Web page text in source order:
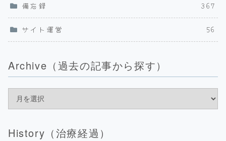
備忘録 367
サイト運営 56
Archive（過去の記事から探す）
History（治療経過）